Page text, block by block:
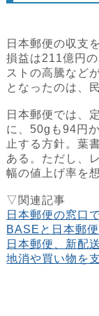
日本郵便の収支
損益は211億円
ストの高騰など
となったのは、
日本郵便では、
に、50gも94円
止する方針。葉
ある。ただし、
幅の値上げ率を
▽関連記事
日本郵便の窓口
BASEと日本郵
日本郵便、新配
地消や買い物を